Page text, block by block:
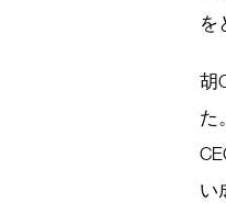
を
胡
た
い